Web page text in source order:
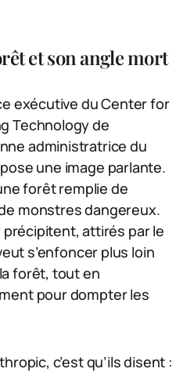
et son angle mort
exécutive du Center for
Technology de
administratrice du
une image parlante.
forêt remplie de
monstres dangereux.
précipitent, attirés par le
s’enfoncer plus loin
forêt, tout en
pour dompter les
c’est qu’ils disent :